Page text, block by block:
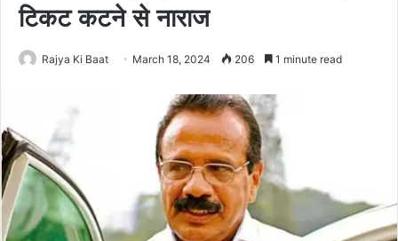
टिकट कटने से नाराज
Rajya Ki Baat March 18, 2024 206 1 minute read